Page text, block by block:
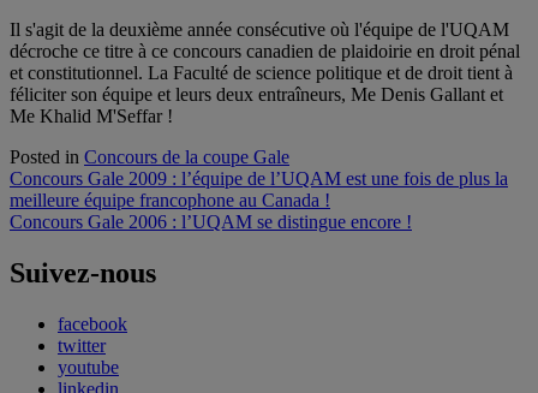
Il s'agit de la deuxième année consécutive où l'équipe de l'UQAM
décroche ce titre à ce concours canadien de plaidoirie en droit pénal
et constitutionnel. La Faculté de science politique et de droit tient à
féliciter son équipe et leurs deux entraîneurs, Me Denis Gallant et
Me Khalid M'Seffar !
Posted in Concours de la coupe Gale
Navigation
de
Concours Gale 2009 : l’équipe de l’UQAM est une fois de plus la
meilleure équipe francophone au Canada !
Concours Gale 2006 : l’UQAM se distingue encore !
Suivez-nous
facebook
twitter
youtube
linkedin